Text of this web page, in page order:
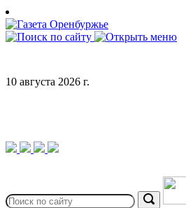
Skip
to
content
10 августа 2026 г.
for:
Search